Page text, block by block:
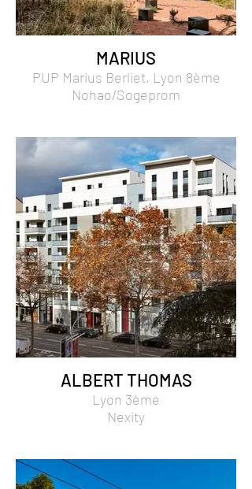
MARIUS
PUP Marius Berliet, Lyon 8ème
Nohao/Sogeprom
ALBERT THOMAS
Lyon 3ème
Nexity